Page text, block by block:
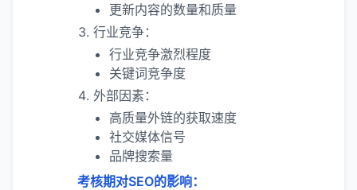
更新内容的数量和质量
行业竞争：
行业竞争激烈程度
关键词竞争度
外部因素：
高质量外链的获取速度
社交媒体信号
品牌搜索量
考核期对SEO的影响：